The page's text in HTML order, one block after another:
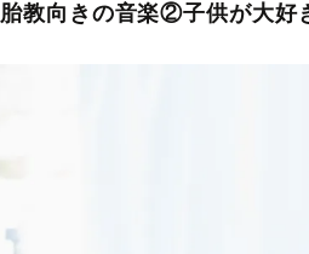
胎教向きの音楽②子供が大好